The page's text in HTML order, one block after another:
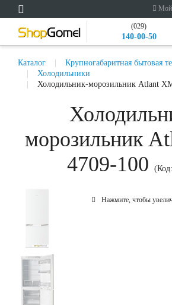
Мой
(029)
140-00-50
Каталог
Крупногабаритная бытовая
Холодильники
Холодильник-морозильник Atlant
морозильник
4709-100
(Код:
Нажмите, чтобы